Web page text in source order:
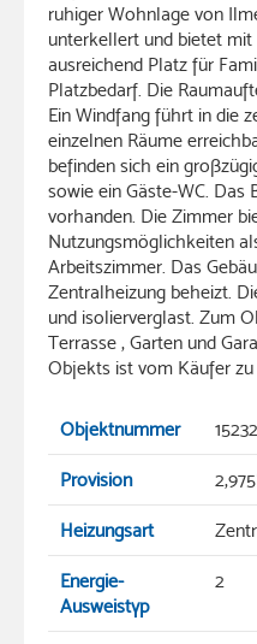
ruhiger Wohnlage von
unterkellert und bietet
ausreichend Platz für
Platzbedarf. Die
Ein Windfang führt in die
einzelnen Räume
befinden sich ein
sowie ein Gäste-WC. Das
vorhanden. Die Zimmer
Nutzungsmöglichkeiten
Arbeitszimmer. Das
Zentralheizung beheizt.
und isolierverglast. Zum
Terrasse , Garten und
Objekts ist vom Käufer zu
Objektnummer 15232
Provision
Heizungsart
Energie-
Ausweistyp
2